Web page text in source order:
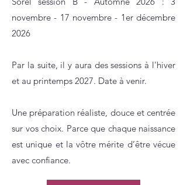
novembre - 17 novembre - 1er décembre
2026
Par la suite, il y aura des sessions à l'hiver
et au printemps 2027. Date à venir.
Une préparation réaliste, douce et centrée
sur vos choix. Parce que chaque naissance
est unique et la vôtre mérite d’être vécue
avec confiance.